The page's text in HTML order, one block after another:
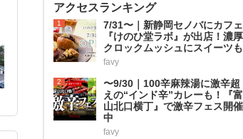
アクセスランキング
1
7/31〜｜新静岡セノバにカフェ
『けのひ堂ラボ』が出店！濃厚
クロックムッシュにスイーツも
favy
2
〜9/30｜100辛麻辣湯に激辛超
えの“インド辛”カレーも！『富
山北口横丁』で激辛フェス開催
中
favy